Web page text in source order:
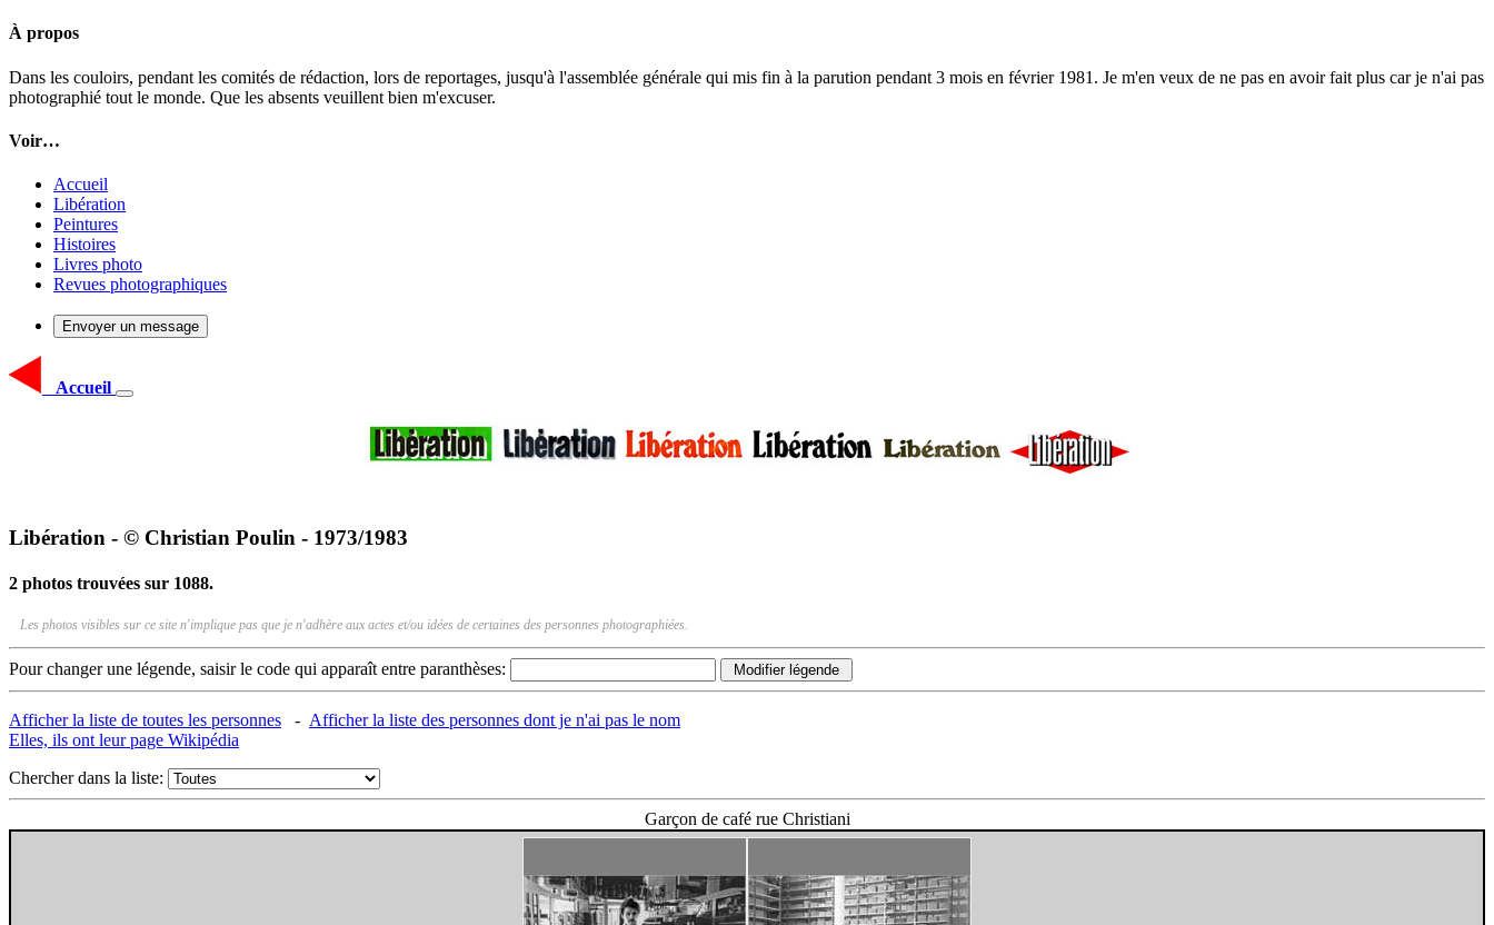
À propos
Dans les couloirs, pendant les comités de rédaction, lors de reportages, jusqu'à l'assemblée générale qui mis fin à la parution pendant 3 mois en février 1981. Je m'en veux de ne pas en avoir fait plus car je n'ai pas
photographié tout le monde. Que les absents veuillent bien m'excuser.
Voir…
Accueil
Libération
Peintures
Histoires
Livres photo
Revues photographiques
Envoyer un message
Accueil
Libération - © Christian Poulin - 1973/1983
2 photos trouvées sur 1088.
Les photos visibles sur ce site n'implique pas que je n'adhère aux actes et/ou idées de certaines des personnes photographiées.
Pour changer une légende, saisir le code qui apparaît entre paranthèses:
Afficher la liste de toutes les personnes - Afficher la liste des personnes dont je n'ai pas le nom
Elles, ils ont leur page Wikipédia
Chercher dans la liste:
Garçon de café rue Christiani